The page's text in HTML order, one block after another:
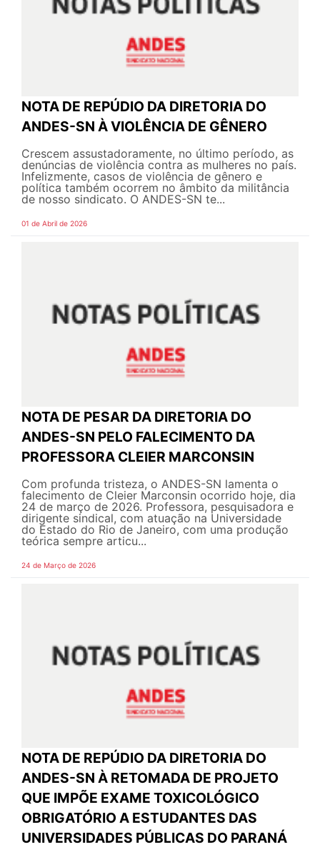
NOTA DE REPÚDIO DA DIRETORIA DO
ANDES-SN À VIOLÊNCIA DE GÊNERO
Crescem assustadoramente, no último período, as
denúncias de violência contra as mulheres no país.
Infelizmente, casos de violência de gênero e
política também ocorrem no âmbito da militância
de nosso sindicato. O ANDES-SN te...
01 de Abril de 2026
NOTA DE PESAR DA DIRETORIA DO
ANDES-SN PELO FALECIMENTO DA
PROFESSORA CLEIER MARCONSIN
Com profunda tristeza, o ANDES-SN lamenta o
falecimento de Cleier Marconsin ocorrido hoje, dia
24 de março de 2026. Professora, pesquisadora e
dirigente sindical, com atuação na Universidade
do Estado do Rio de Janeiro, com uma produção
teórica sempre articu...
24 de Março de 2026
NOTA DE REPÚDIO DA DIRETORIA DO
ANDES-SN À RETOMADA DE PROJETO
QUE IMPÕE EXAME TOXICOLÓGICO
OBRIGATÓRIO A ESTUDANTES DAS
UNIVERSIDADES PÚBLICAS DO PARANÁ